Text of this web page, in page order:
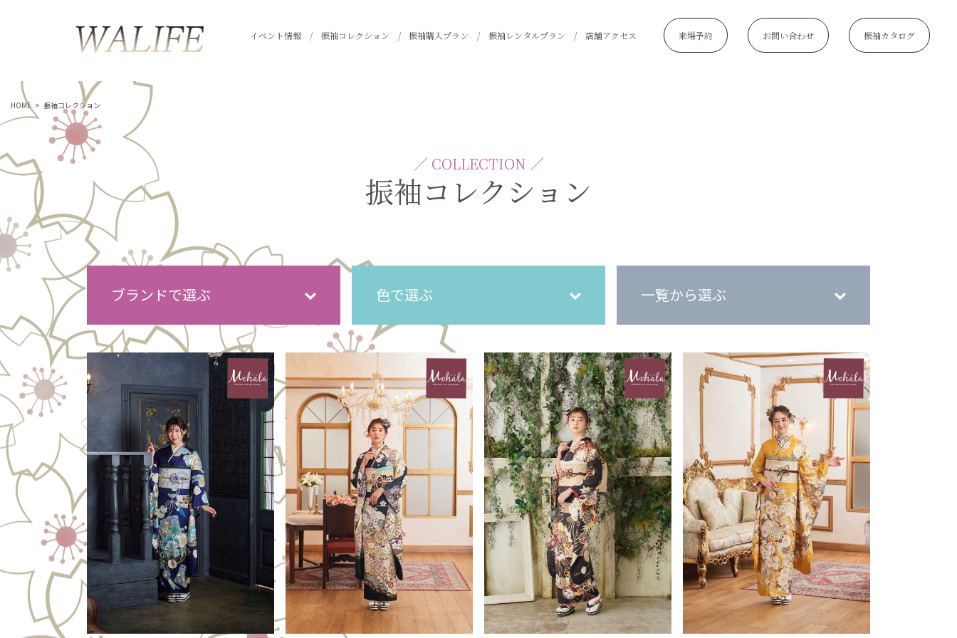
イベント情報 振袖コレクション 振袖購入プラン 振袖レンタルプラン 店舗アクセス 来場予約 お問い合わせ 振袖カタログ
HOME > 振袖コレクション
／ COLLECTION ／
振袖コレクション
ブランドで選ぶ 色で選ぶ 一覧から選ぶ